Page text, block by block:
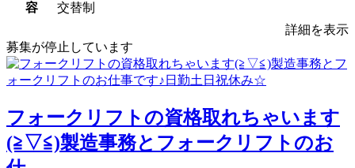
容
交替制
詳細を表示
募集が停止しています
フォークリフトの資格取れちゃいます
(≧▽≦)製造事務とフォークリフトのお